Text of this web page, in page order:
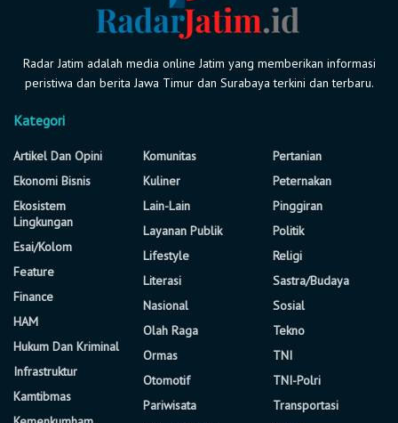
Radar Jatim adalah media online Jatim yang memberikan informasi
peristiwa dan berita Jawa Timur dan Surabaya terkini dan terbaru.
Kategori
Artikel Dan Opini
Ekonomi Bisnis
Ekosistem
Lingkungan
Esai/Kolom
Feature
Finance
HAM
Hukum Dan Kriminal
Infrastruktur
Kamtibmas
Komunitas
Kuliner
Lain-Lain
Layanan Publik
Lifestyle
Literasi
Nasional
Olah Raga
Ormas
Otomotif
Pariwisata
Pertanian
Peternakan
Pinggiran
Politik
Religi
Sastra/Budaya
Sosial
Tekno
TNI
TNI-Polri
Transportasi